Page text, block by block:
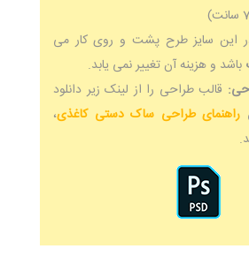
این سایز طرح پشت و روی کار می
باشد و هزینه آن تغییر نمی یابد.
قالب طراحی را از لینک زیر دانلود
راهنمای طراحی ساک دستی کاغذی،